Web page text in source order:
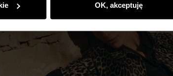
OK, akceptuję